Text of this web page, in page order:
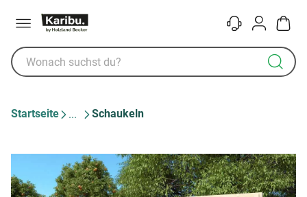
KontaktKonto
Startseite Schaukeln